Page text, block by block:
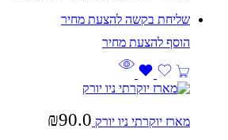
שליחת בקשה להצעת מחיר
מארז יוקרתי ניו יורק ₪90.0